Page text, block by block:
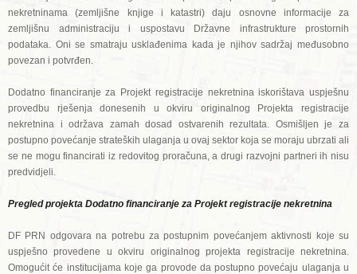
nekretninama (zemljišne knjige i katastri) daju osnovne informacije za
zemljišnu administraciju i uspostavu Državne infrastrukture prostornih
podataka. Oni se smatraju usklađenima kada je njihov sadržaj međusobno
povezan i potvrđen.
Dodatno financiranje za Projekt registracije nekretnina iskorištava uspješnu
provedbu rješenja donesenih u okviru originalnog Projekta registracije
nekretnina i održava zamah dosad ostvarenih rezultata. Osmišljen je za
postupno povećanje strateških ulaganja u ovaj sektor koja se moraju ubrzati ali
se ne mogu financirati iz redovitog proračuna, a drugi razvojni partneri ih nisu
predvidjeli.
Pregled projekta Dodatno financiranje za Projekt registracije nekretnina
DF PRN odgovara na potrebu za postupnim povećanjem aktivnosti koje su
uspješno provedene u okviru originalnog projekta registracije nekretnina.
Omogućit će institucijama koje ga provode da postupno povećaju ulaganja u